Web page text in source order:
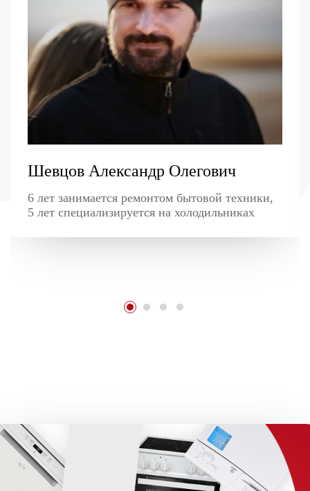
Шевцов Александр Олегович
6 лет занимается ремонтом бытовой техники,
5 лет специализируется на холодильниках